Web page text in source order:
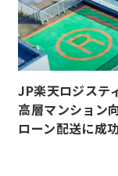
JP楽天ロジステ
高層マンション
ローン配送に成功